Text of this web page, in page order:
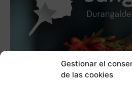
Gestionar el
de las cookies